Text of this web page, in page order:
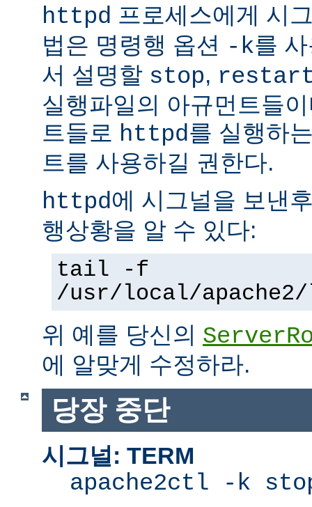
httpd 프로세스에게 시
법은 명령행 옵션 -k를
서 설명할 stop,
실행파일의 아규먼트들
트들로 httpd를 실행하
트를 사용하길 권한다.
httpd에 시그널을 보낸
행상황을 알 수 있다:
tail -f
/usr/local/
위 예를 당신의
에 알맞게 수정하라.
당장 중단
시그널: TERM
apache2ctl -k